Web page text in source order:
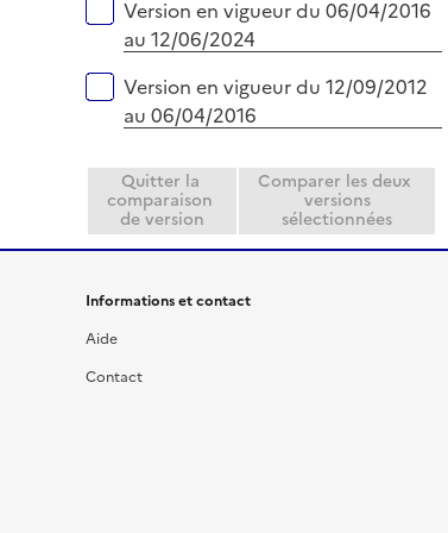
Version en vigueur du 06/04/2016
au 12/06/2024
Version en vigueur du 12/09/2012
au 06/04/2016
Quitter la
comparaison
de version
Comparer les deux
versions
sélectionnées
Informations et contact
Aide
Contact